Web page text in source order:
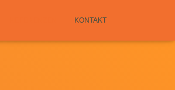
KONTAKT